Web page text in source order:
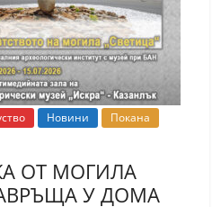
Новини
Покана
ОТ МОГИЛА
У ДОМА